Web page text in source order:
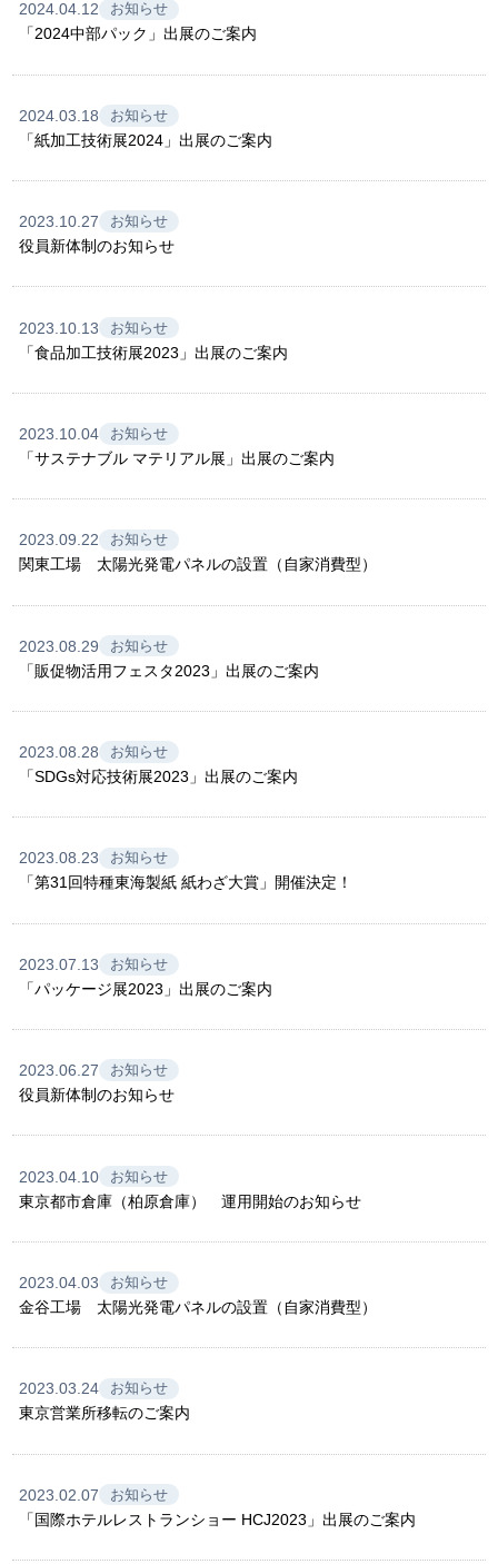
2024.04.12 お知らせ
「2024中部パック」出展のご案内
2024.03.18 お知らせ
「紙加工技術展2024」出展のご案内
2023.10.27 お知らせ
役員新体制のお知らせ
2023.10.13 お知らせ
「食品加工技術展2023」出展のご案内
2023.10.04 お知らせ
「サステナブル マテリアル展」出展のご案内
2023.09.22 お知らせ
関東工場 太陽光発電パネルの設置（自家消費型）
2023.08.29 お知らせ
「販促物活用フェスタ2023」出展のご案内
2023.08.28 お知らせ
「SDGs対応技術展2023」出展のご案内
2023.08.23 お知らせ
「第31回特種東海製紙 紙わざ大賞」開催決定！
2023.07.13 お知らせ
「パッケージ展2023」出展のご案内
2023.06.27 お知らせ
役員新体制のお知らせ
2023.04.10 お知らせ
東京都市倉庫（柏原倉庫） 運用開始のお知らせ
2023.04.03 お知らせ
金谷工場 太陽光発電パネルの設置（自家消費型）
2023.03.24 お知らせ
東京営業所移転のご案内
2023.02.07 お知らせ
「国際ホテルレストランショー HCJ2023」出展のご案内